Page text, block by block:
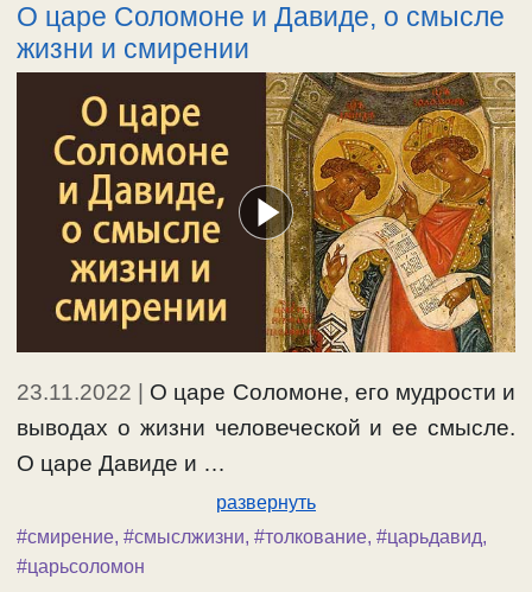
О царе Соломоне и Давиде, о смысле
жизни и смирении
23.11.2022 | О царе Соломоне, его мудрости и
выводах о жизни человеческой и ее смысле.
О царе Давиде и …
развернуть
#смирение, #смыслжизни, #толкование, #царьдавид,
#царьсоломон